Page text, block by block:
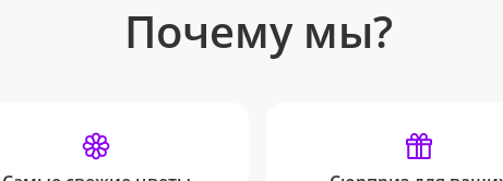
Почему мы?